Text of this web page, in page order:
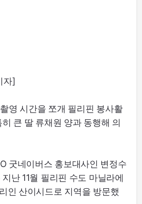
자]
영 시간을 쪼개 필리핀 봉사활
큰 딸 류채원 양과 동행해 의
굿네이버스 홍보대사인 변정수
난 11월 필리핀 수도 마닐라에
인 산이시드로 지역을 방문했